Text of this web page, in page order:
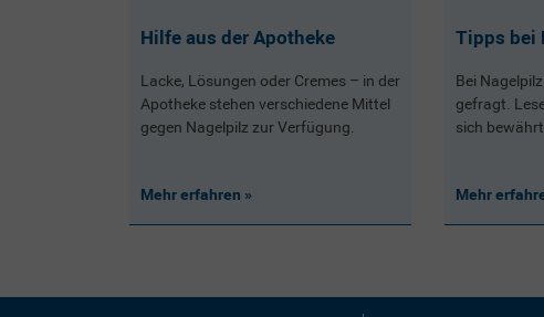
Hilfe aus der Apotheke
Lacke, Lösungen oder Cremes – in der
Apotheke stehen verschiedene Mittel
gegen Nagelpilz zur Verfügung.
Mehr erfahren
Tipps bei
Bei
gefragt.
sich bewährt
Mehr